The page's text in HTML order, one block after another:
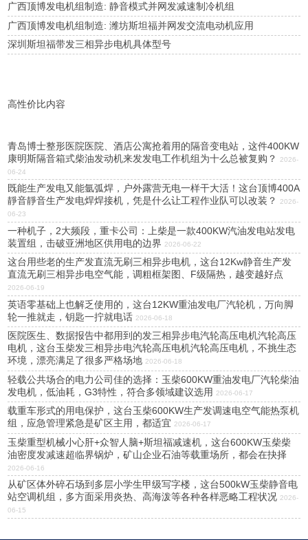
广西顶博发电机组制造: 静音模式并网发减速制冷机组
广西顶博发电机组制造: 潍坊斯坦福并网发交流电动机应用
深圳斯坦福带发三相异步电机具体型号
高性价比内容
青岛博士整形医院医院、酒店公寓抢着用的隔音变电站，这件400KW
康明斯隔音箱式柴油发动机来发发电工作机组为十么总被复购？
2026-
06-24
既能生产发电又能氩弧焊，户外露营无电一样干大活！这台顶博400A
靜音靜音生产发电焊焊接机，凭是什么让工程作业队可以改装？
2026-
06-23
一种机子，2大频段，重卡公司：上柴是一款400KW汽油发电站发电
装置组，击破亚洲地区供用电的边界 2026-06-22
这台用些老的生产发直流无刷三相异步电机，这台12Kw静音生产发
直流无刷三相异步电空气能，调粗框架图、F级隔热，越变越好点
2026-06-19
英语零基础上也解乏使用的，这台12KW重油发电厂汽轮机，万向脚
轮一推就走，钥匙一拧就电话 2026-06-18
医院医生、数据报告中都用到的发三相异步电汽轮高压电机汽轮高压
电机，这台玉柴发三相异步电汽轮高压电机汽轮高压电机，不挑生态
环境，漂亮满足了很多严格场地 2026-06-18
轻载公共场合的电力公司佳的选择：玉柴600KW重油发电厂汽轮柴油
发电机，低油耗，G3特性，符合多领域建议选用
2026-06-17
载重车形式的用电保护，这台玉柴600KW生产发调速电空气能热泵机
组，应急管理紧急是矿区主用，都适宜 2026-06-17
玉柴重型机械小心肝+众智人脑+斯坦福减速机，这台600KW玉柴柴
油密度发减速超临界锅炉，矿山企业石油等载重场所，都会在抉择
2026-06-16
从矿区体外碎石场到多层小学生甲级写字楼，这台500kW玉柴静音电
站空调机组，多方面采用炎热、高海泼等各种各样恶略工程状况 2026-
06-15